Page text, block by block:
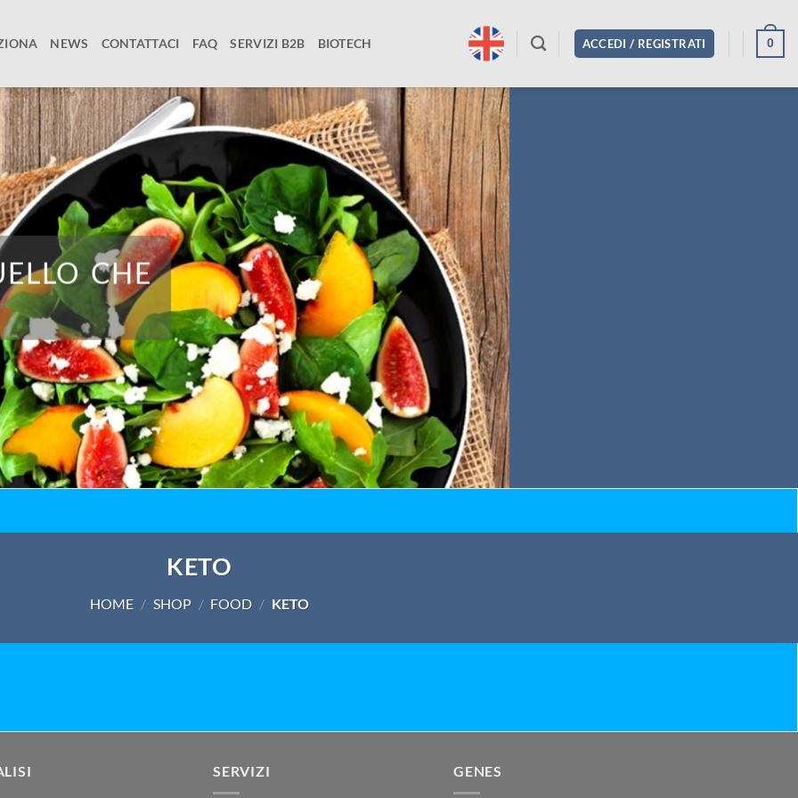
NEWS CONTATTACI FAQ SERVIZI B2B BIOTECH ACCEDI / REGISTRATI 0
CHE
KETO
HOME / SHOP / FOOD / KETO
SERVIZI GENES